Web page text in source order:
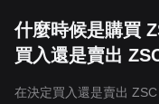
什麼時候是購買
買入還是賣出
在決定買入還是賣出